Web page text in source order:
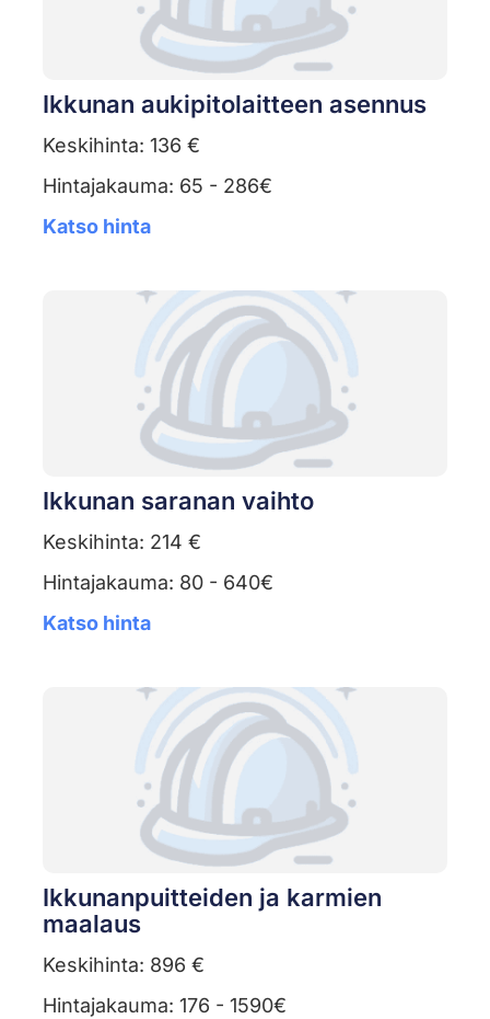
Ikkunan aukipitolaitteen asennus
Keskihinta: 136 €
Hintajakauma: 65 - 286€
Katso hinta
Ikkunan saranan vaihto
Keskihinta: 214 €
Hintajakauma: 80 - 640€
Katso hinta
Ikkunanpuitteiden ja karmien
maalaus
Keskihinta: 896 €
Hintajakauma: 176 - 1590€